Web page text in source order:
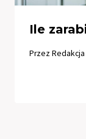
Ile
PrzezRedakcja